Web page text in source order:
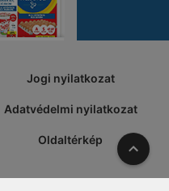
Jogi nyilatkozat
Adatvédelmi nyilatkozat
Oldaltérkép A